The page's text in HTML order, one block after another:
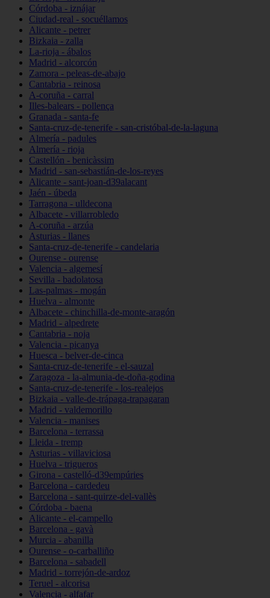
Córdoba - iznájar
Ciudad-real - socuéllamos
Alicante - petrer
Bizkaia - zalla
La-rioja - ábalos
Madrid - alcorcón
Zamora - peleas-de-abajo
Cantabria - reinosa
A-coruña - carral
Illes-balears - pollença
Granada - santa-fe
Santa-cruz-de-tenerife - san-cristóbal-de-la-laguna
Almería - padules
Almería - rioja
Castellón - benicàssim
Madrid - san-sebastián-de-los-reyes
Alicante - sant-joan-d39alacant
Jaén - úbeda
Tarragona - ulldecona
Albacete - villarrobledo
A-coruña - arzúa
Asturias - llanes
Santa-cruz-de-tenerife - candelaria
Ourense - ourense
Valencia - algemesí
Sevilla - badolatosa
Las-palmas - mogán
Huelva - almonte
Albacete - chinchilla-de-monte-aragón
Madrid - alpedrete
Cantabria - noja
Valencia - picanya
Huesca - belver-de-cinca
Santa-cruz-de-tenerife - el-sauzal
Zaragoza - la-almunia-de-doña-godina
Santa-cruz-de-tenerife - los-realejos
Bizkaia - valle-de-trápaga-trapagaran
Madrid - valdemorillo
Valencia - manises
Barcelona - terrassa
Lleida - tremp
Asturias - villaviciosa
Huelva - trigueros
Girona - castelló-d39empúries
Barcelona - cardedeu
Barcelona - sant-quirze-del-vallès
Córdoba - baena
Alicante - el-campello
Barcelona - gavà
Murcia - abanilla
Ourense - o-carballiño
Barcelona - sabadell
Madrid - torrejón-de-ardoz
Teruel - alcorisa
Valencia - alfafar